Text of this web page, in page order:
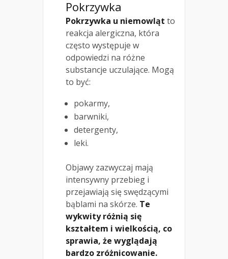
Pokrzywka
Pokrzywka u niemowląt to
reakcja alergiczna, która
często występuje w
odpowiedzi na różne
substancje uczulające. Mogą
to być:
pokarmy,
barwniki,
detergenty,
leki.
Objawy zazwyczaj mają
intensywny przebieg i
przejawiają się swędzącymi
bąblami na skórze. Te
wykwity różnią się
kształtem i wielkością, co
sprawia, że wyglądają
bardzo zróżnicowanie.